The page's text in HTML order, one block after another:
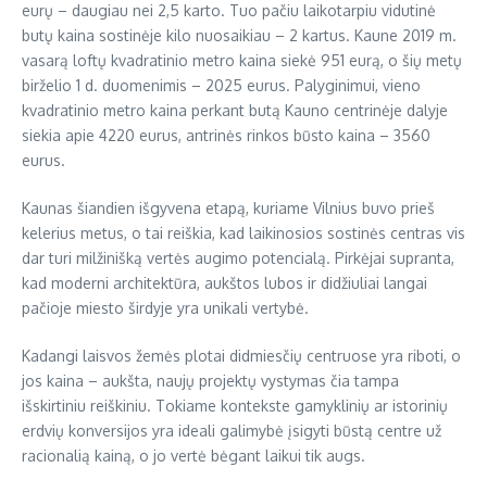
eurų – daugiau nei 2,5 karto. Tuo pačiu laikotarpiu vidutinė
butų kaina sostinėje kilo nuosaikiau – 2 kartus. Kaune 2019 m.
vasarą loftų kvadratinio metro kaina siekė 951 eurą, o šių metų
birželio 1 d. duomenimis – 2025 eurus. Palyginimui, vieno
kvadratinio metro kaina perkant butą Kauno centrinėje dalyje
siekia apie 4220 eurus, antrinės rinkos būsto kaina – 3560
eurus.
Kaunas šiandien išgyvena etapą, kuriame Vilnius buvo prieš
kelerius metus, o tai reiškia, kad laikinosios sostinės centras vis
dar turi milžinišką vertės augimo potencialą. Pirkėjai supranta,
kad moderni architektūra, aukštos lubos ir didžiuliai langai
pačioje miesto širdyje yra unikali vertybė.
Kadangi laisvos žemės plotai didmiesčių centruose yra riboti, o
jos kaina – aukšta, naujų projektų vystymas čia tampa
išskirtiniu reiškiniu. Tokiame kontekste gamyklinių ar istorinių
erdvių konversijos yra ideali galimybė įsigyti būstą centre už
racionalią kainą, o jo vertė bėgant laikui tik augs.